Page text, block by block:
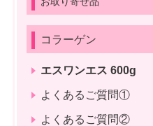
コラーゲン
エスワンエス 600g
よくあるご質問①
よくあるご質問②